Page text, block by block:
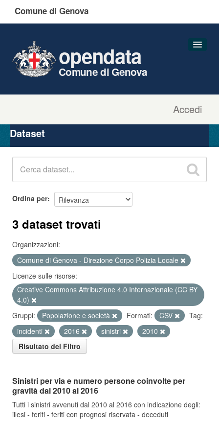
Comune di Genova
Accedi
opendata
Comune di Genova
Organizzazioni
Gruppi
Dataset
Ordina per
3 dataset trovati
Organizzazioni:
Comune di Genova - Direzione Corpo Polizia Locale
Licenze sulle risorse:
Creative Commons Attribuzione 4.0 Internazionale (CC BY
4.0)
Gruppi:
Popolazione e società Formati: CSV
Tag:
incidenti
2016 sinistri
2010
Risultato del Filtro
Sinistri per via e numero persone coinvolte per
gravità dal 2010 al 2016
Tutti i sinistri avvenuti dal 2010 al 2016 con indicazione degli:
illesi - feriti - feriti con prognosi riservata - deceduti